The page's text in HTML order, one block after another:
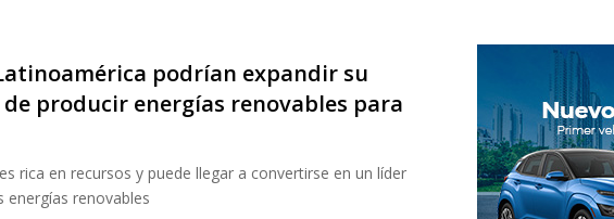
podrían expandir su
producir energías renovables para
rica en recursos y puede llegar a convertirse en un líder
energías renovables